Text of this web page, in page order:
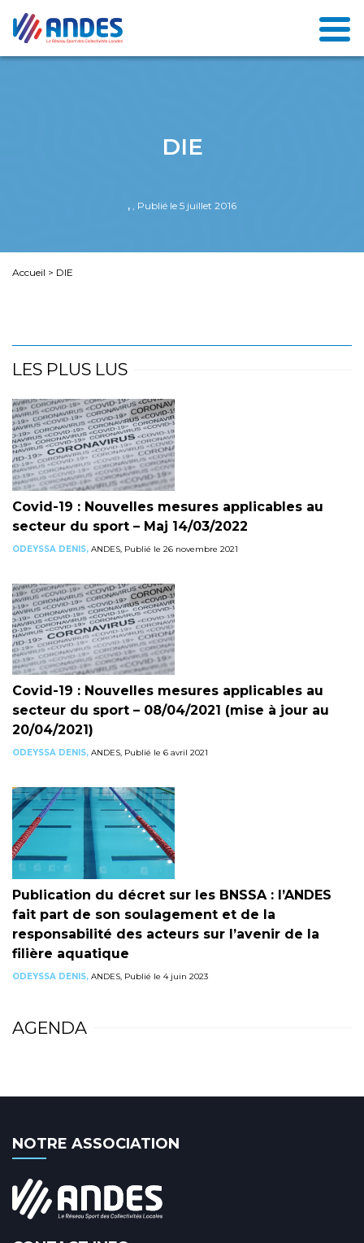
DIE
, , Publié le 5 juillet 2016
Accueil > DIE
LES PLUS LUS
Covid-19 : Nouvelles mesures applicables au
secteur du sport – Maj 14/03/2022
ODEYSSA DENIS, ANDES, Publié le 26 novembre 2021
Covid-19 : Nouvelles mesures applicables au
secteur du sport – 08/04/2021 (mise à jour au
20/04/2021)
ODEYSSA DENIS, ANDES, Publié le 6 avril 2021
Publication du décret sur les BNSSA : l’ANDES
fait part de son soulagement et de la
responsabilité des acteurs sur l’avenir de la
filière aquatique
ODEYSSA DENIS, ANDES, Publié le 4 juin 2023
AGENDA
NOTRE ASSOCIATION